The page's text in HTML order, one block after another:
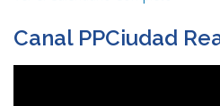
Canal PPCiudad